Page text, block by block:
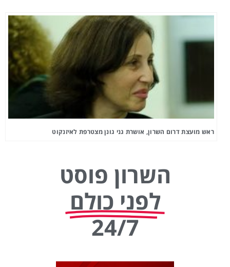
ראש מועצת דרום השרון, אושרת גני גונן מצטרפת לאיזנקוט
השרון פוסט
לפני כולם
24/7